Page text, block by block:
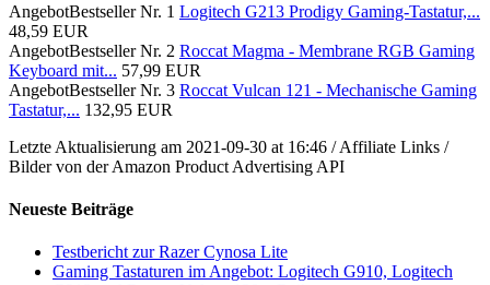
AngebotBestseller Nr. 1 Logitech G213 Prodigy Gaming-Tastatur,...
48,59 EUR
AngebotBestseller Nr. 2 Roccat Magma - Membrane RGB Gaming
Keyboard mit... 57,99 EUR
AngebotBestseller Nr. 3 Roccat Vulcan 121 - Mechanische Gaming
Tastatur,... 132,95 EUR
Letzte Aktualisierung am 2021-09-30 at 16:46 / Affiliate Links /
Bilder von der Amazon Product Advertising API
Neueste Beiträge
Testbericht zur Razer Cynosa Lite
Gaming Tastaturen im Angebot: Logitech G910, Logitech